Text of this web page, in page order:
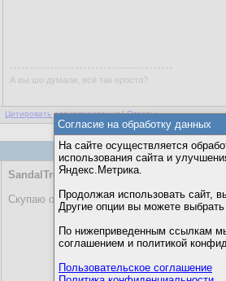
А вы шо думали, всё так просто?
Цитировать для копирования | Ответы
SandalTree
Скупаю оптом...
Согласие на обработку данных
На сайте осуществляется
использования сайта и
Яндекс.Метрика.
Продолжая использовать сайт,
Другие опции вы можете
По нижеприведенным ссылкам
соглашением и политикой
Пользовательское соглашение